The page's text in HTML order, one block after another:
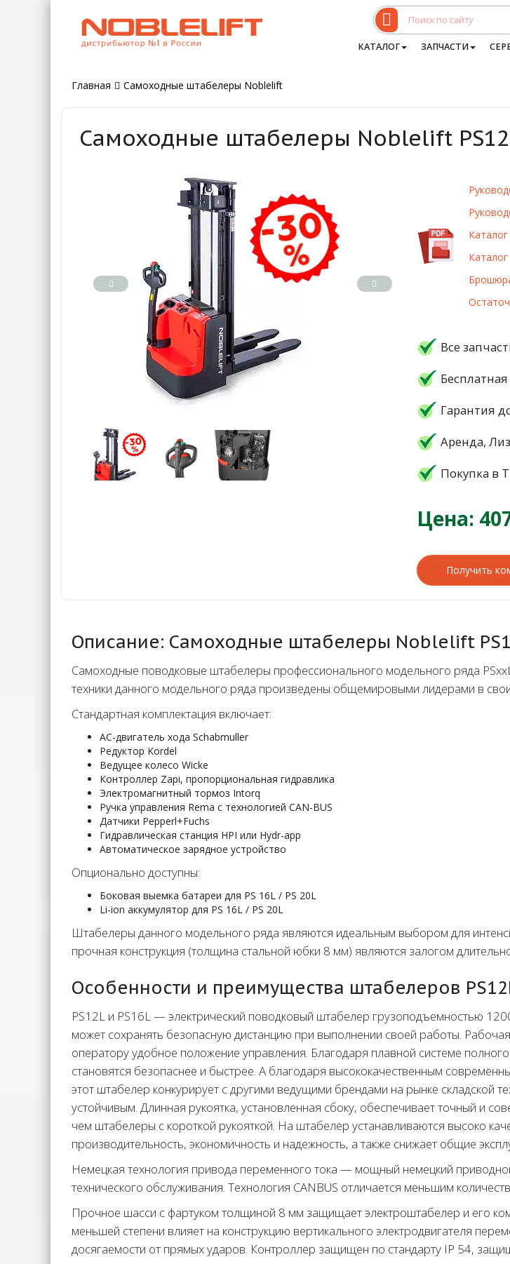
КАТАЛОГ ЗАПЧАСТИ
Главная Самоходные штабелеры Noblelift
Самоходные штабелеры Noblelift
Все
Гарантия
Аренда,
Покупка в
Цена:
Получить
Описание: Самоходные штабелеры Noblelift
Самоходные поводковые штабелеры профессионального модельного ряда
техники данного модельного ряда произведены общемировыми лидерами в
Стандартная комплектация включает:
АС-двигатель хода Schabmuller
Редуктор Kordel
Ведущее колесо Wicke
Контроллер Zapi, пропорциональная гидравлика
Электромагнитный тормоз Intorq
Ручка управления Rema с технологией CAN-BUS
Датчики Pepperl+Fuchs
Гидравлическая станция HPI или Hydr-app
Автоматическое зарядное устройство
Опционально доступны:
Боковая выемка батареи для PS 16L / PS 20L
Li-ion аккумулятор для PS 16L / PS 20L
Штабелеры данного модельного ряда являются идеальным выбором для
прочная конструкция (толщина стальной юбки 8 мм) являются залогом
Особенности и преимущества штабелеров
PS12L и PS16L — электрический поводковый штабелер грузоподъемностью
может сохранять безопасную дистанцию при выполнении своей работы.
оператору удобное положение управления. Благодаря плавной системе
становятся безопаснее и быстрее. А благодаря высококачественным
этот штабелер конкурирует с другими ведущими брендами на рынке складской
устойчивым. Длинная рукоятка, установленная сбоку, обеспечивает точный и
чем штабелеры с короткой рукояткой. На штабелер устанавливаются высоко
производительность, экономичность и надежность, а также снижает общие
Немецкая технология привода переменного тока — мощный немецкий
технического обслуживания. Технология CANBUS отличается меньшим
Прочное шасси с фартуком толщиной 8 мм защищает электроштабелер и его
меньшей степени влияет на конструкцию вертикального электродвигателя
досягаемости от прямых ударов. Контроллер защищен по стандарту IP 54,